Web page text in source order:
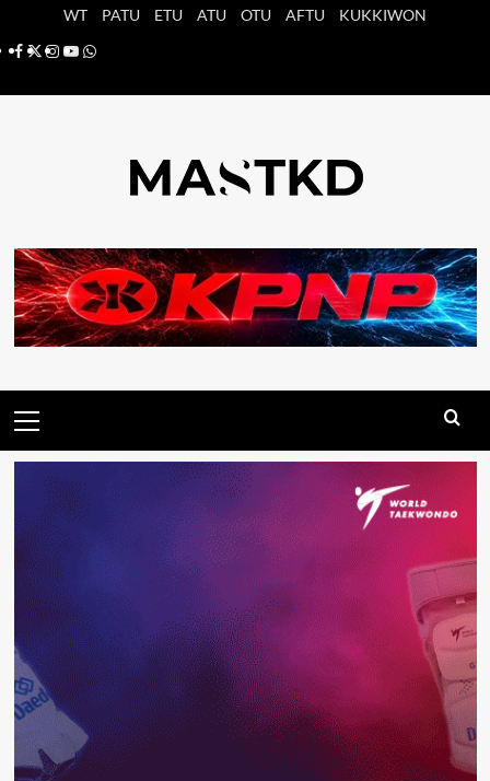
WT PATU ETU ATU OTU AFTU
KUKKIWON
Facebook
X Instagram
YouTube
Whatsapp
principal